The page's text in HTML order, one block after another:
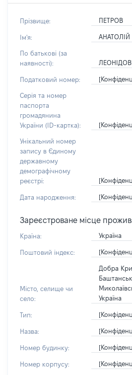
Прізвище: ПЕТРОВ
Ім'я: АНАТОЛІЙ
По батькові (за
наявності):
Податковий номер:
Серія та номер
паспорта
громадянина
України (ID-картка):
Унікальний номер
запису в Єдиному
державному
демографічному
реєстрі:
Дата народження:
Зареєстроване місце
Країна: Україна
Поштовий індекс:
Місто, селище чи
село:
Добра
Україна
Тип:
Назва:
Номер будинку:
Номер корпусу: